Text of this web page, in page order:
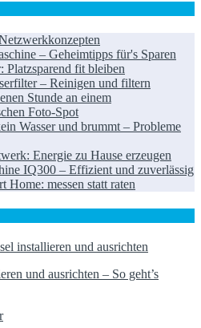
und ausrichten – So geht’s